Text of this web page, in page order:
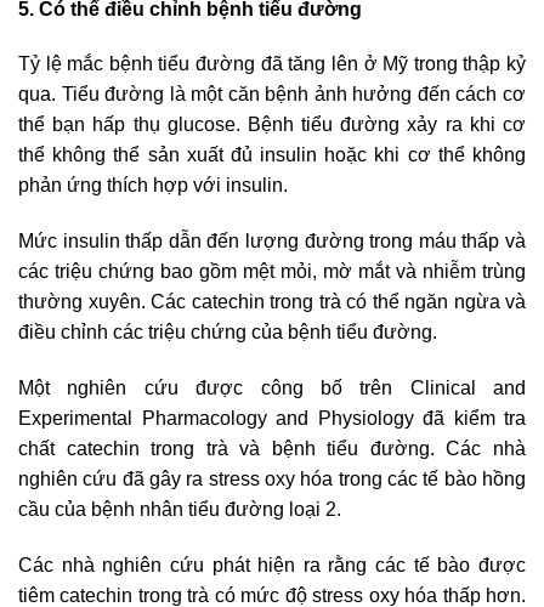
5. Có thể điều chỉnh bệnh tiểu đường
Tỷ lệ mắc bệnh tiểu đường đã tăng lên ở Mỹ trong thập kỷ
qua. Tiểu đường là một căn bệnh ảnh hưởng đến cách cơ
thể bạn hấp thụ glucose. Bệnh tiểu đường xảy ra khi cơ
thể không thể sản xuất đủ insulin hoặc khi cơ thể không
phản ứng thích hợp với insulin.
Mức insulin thấp dẫn đến lượng đường trong máu thấp và
các triệu chứng bao gồm mệt mỏi, mờ mắt và nhiễm trùng
thường xuyên. Các catechin trong trà có thể ngăn ngừa và
điều chỉnh các triệu chứng của bệnh tiểu đường.
Một nghiên cứu được công bố trên Clinical and
Experimental Pharmacology and Physiology đã kiểm tra
chất catechin trong trà và bệnh tiểu đường. Các nhà
nghiên cứu đã gây ra stress oxy hóa trong các tế bào hồng
cầu của bệnh nhân tiểu đường loại 2.
Các nhà nghiên cứu phát hiện ra rằng các tế bào được
tiêm catechin trong trà có mức độ stress oxy hóa thấp hơn.